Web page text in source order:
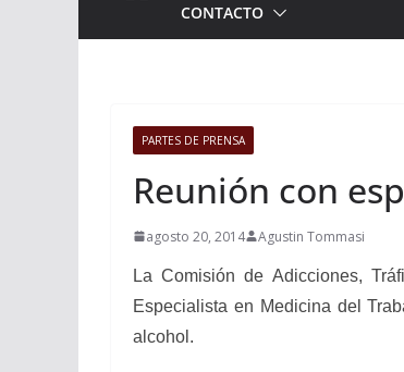
CONTACTO
PARTES DE PRENSA
Reunión con
agosto 20, 2014 Agustin Tommasi
La Comisión de Adicciones,
Especialista en Medicina del
alcohol.